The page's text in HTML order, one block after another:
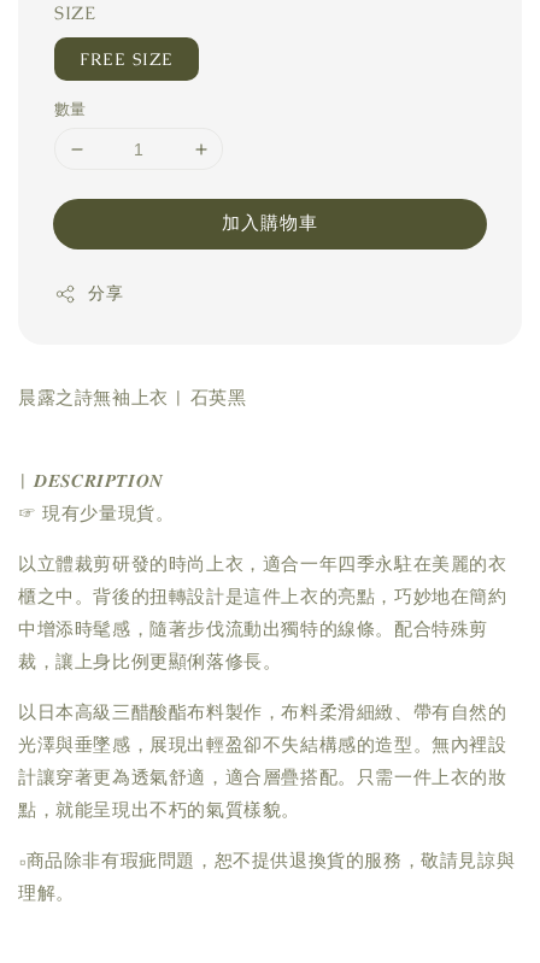
SIZE
FREE SIZE
數量
加入購物車
分享
晨露之詩無袖上衣 | 石英黑
| 𝑫𝑬𝑺𝑪𝑹𝑰𝑷𝑻𝑰𝑶𝑵
☞ 現有少量現貨。
以立體裁剪研發的時尚上衣，適合一年四季永駐在美麗的衣
櫃之中。背後的扭轉設計是這件上衣的亮點，巧妙地在簡約
中增添時髦感，隨著步伐流動出獨特的線條。配合特殊剪
裁，讓上身比例更顯俐落修長。
以日本高級三醋酸酯布料製作，布料柔滑細緻、帶有自然的
光澤與垂墜感，展現出輕盈卻不失結構感的造型。無內裡設
計讓穿著更為透氣舒適，適合層疊搭配。只需一件上衣的妝
點，就能呈現出不朽的氣質樣貌。
▫商品除非有瑕疵問題，恕不提供退換貨的服務，敬請見諒與
理解。